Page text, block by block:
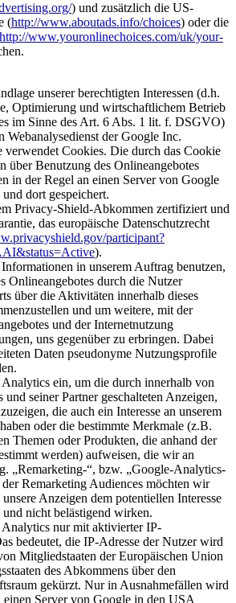
) und zusätzlich die US-
(http://www.aboutads.info/choices) oder die
http://www.youronlinechoices.com/uk/your-
unserer berechtigten Interessen (d.h.
Optimierung und wirtschaftlichem Betrieb
im Sinne des Art. 6 Abs. 1 lit. f. DSGVO)
Webanalysedienst der Google Inc.
verwendet Cookies. Die durch das Cookie
über Benutzung des Onlineangebotes
in der Regel an einen Server von Google
dort gespeichert.
Privacy-Shield-Abkommen zertifiziert und
das europäische Datenschutzrecht
participant?
).
in unserem Auftrag benutzen,
Onlineangebotes durch die Nutzer
über die Aktivitäten innerhalb dieses
und um weitere, mit der
und der Internetnutzung
uns gegenüber zu erbringen. Dabei
Daten pseudonyme Nutzungsprofile
ein, um die durch innerhalb von
und seiner Partner geschalteten Anzeigen,
die auch ein Interesse an unserem
oder die bestimmte Merkmale (z.B.
Themen oder Produkten, die anhand der
werden) aufweisen, die wir an
„Remarketing-“, bzw. „Google-Analytics-
Remarketing Audiences möchten wir
Anzeigen dem potentiellen Interesse
nicht belästigend wirken.
nur mit aktivierter IP-
bedeutet, die IP-Adresse der Nutzer wird
Mitgliedstaaten der Europäischen Union
des Abkommens über den
gekürzt. Nur in Ausnahmefällen wird
Server von Google in den USA